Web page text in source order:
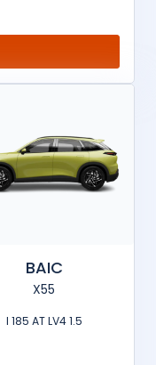
BAIC
X55
1.5 l 185 AT LV4